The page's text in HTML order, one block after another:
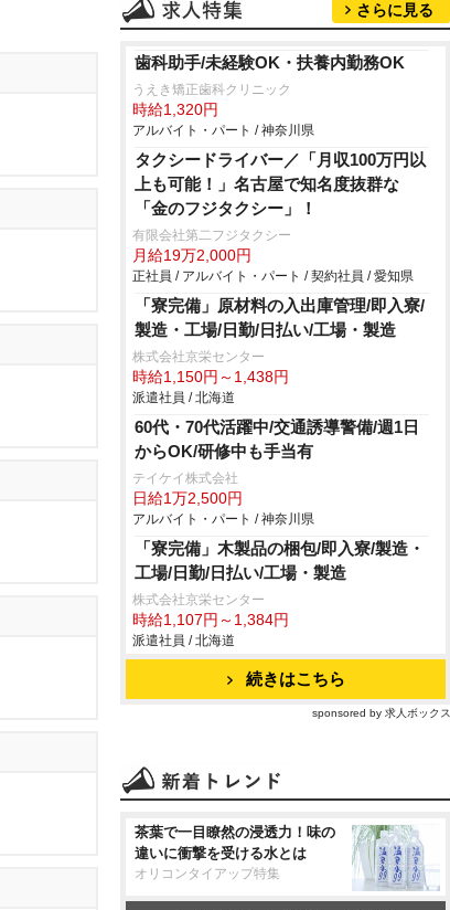
さらに見る
歯科助手/未経験OK・扶養内勤務OK
うえき矯正歯科クリニック
時給1,320円
アルバイト・パート / 神奈川県
タクシードライバー／「月収100万円以
上も可能！」名古屋で知名度抜群な
「金のフジタクシー」！
有限会社第二フジタクシー
月給19万2,000円
正社員 / アルバイト・パート / 契約社員 / 愛知県
「寮完備」原材料の入出庫管理/即入寮/
製造・工場/日勤/日払い/工場・製造
株式会社京栄センター
時給1,150円～1,438円
派遣社員 / 北海道
60代・70代活躍中/交通誘導警備/週1日
からOK/研修中も手当有
テイケイ株式会社
日給1万2,500円
アルバイト・パート / 神奈川県
「寮完備」木製品の梱包/即入寮/製造・
工場/日勤/日払い/工場・製造
株式会社京栄センター
時給1,107円～1,384円
派遣社員 / 北海道
続きはこちら
sponsored by 求人ボックス
茶葉で一目瞭然の浸透力！味の
違いに衝撃を受ける水とは
オリコンタイアップ特集